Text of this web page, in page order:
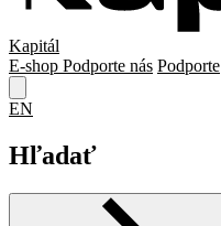
Kapitál
E-shop Podporte nás Podporte
EN
Hľadať